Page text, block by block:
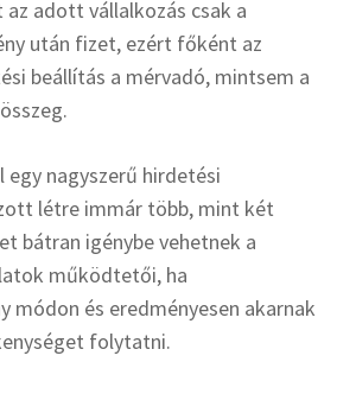
adott vállalkozás csak a
után fizet, ezért főként az
beállítás a mérvadó, mintsem a
egy nagyszerű hirdetési
létre immár több, mint két
bátran igénybe vehetnek a
működtetői, ha
módon és eredményesen akarnak
folytatni.